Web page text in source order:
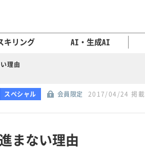
キリング AI・生成AI
理由
スペシャル 会員限定 2017/04/24 掲載
まない理由